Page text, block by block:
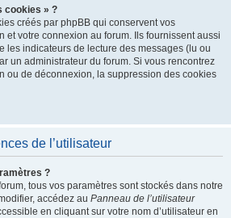
cookies » ?
créés par phpBB qui conservent vos
et votre connexion au forum. Ils fournissent aussi
les indicateurs de lecture des messages (lu ou
un administrateur du forum. Si vous rencontrez
ou de déconnexion, la suppression des cookies
de l’utilisateur
?
tous vos paramètres sont stockés dans notre
accédez au Panneau de l’utilisateur
en cliquant sur votre nom d’utilisateur en